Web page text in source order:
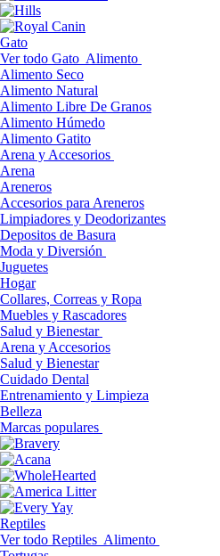
Gato
Ver todo Gato Alimento
Alimento Seco
Alimento Natural
Alimento Libre De Granos
Alimento Húmedo
Alimento Gatito
Arena y Accesorios
Arena
Areneros
Accesorios para Areneros
Limpiadores y Deodorizantes
Depositos de Basura
Moda y Diversión
Juguetes
Hogar
Collares, Correas y Ropa
Muebles y Rascadores
Salud y Bienestar
Arena y Accesorios
Salud y Bienestar
Cuidado Dental
Entrenamiento y Limpieza
Belleza
Marcas populares
Reptiles
Ver todo Reptiles Alimento